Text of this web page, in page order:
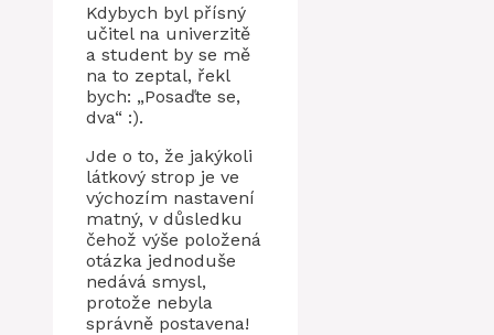
Kdybych byl přísný
učitel na univerzitě
a student by se mě
na to zeptal, řekl
bych: „Posaďte se,
dva“ :).
Jde o to, že jakýkoli
látkový strop je ve
výchozím nastavení
matný, v důsledku
čehož výše položená
otázka jednoduše
nedává smysl,
protože nebyla
správně postavena!